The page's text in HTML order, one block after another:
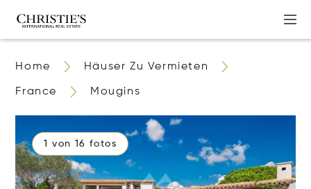
Home Häuser Zu Vermieten
France Mougins
1 von 16 fotos